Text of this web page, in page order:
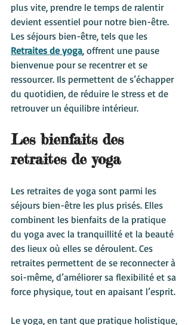
plus vite, prendre le temps de ralentir
devient essentiel pour notre bien-être.
Les séjours bien-être, tels que les
Retraites de yoga, offrent une pause
bienvenue pour se recentrer et se
ressourcer. Ils permettent de s’échapper
du quotidien, de réduire le stress et de
retrouver un équilibre intérieur.
Les bienfaits des
retraites de yoga
Les retraites de yoga sont parmi les
séjours bien-être les plus prisés. Elles
combinent les bienfaits de la pratique
du yoga avec la tranquillité et la beauté
des lieux où elles se déroulent. Ces
retraites permettent de se reconnecter à
soi-même, d’améliorer sa flexibilité et sa
force physique, tout en apaisant l’esprit.
Le yoga, en tant que pratique holistique,